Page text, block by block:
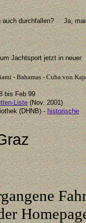
auch durchfallen?
Ja,
Jachtsport jetzt in neuer
- Bahamas - Cuba von
bis Feb 99
Liste(Nov. 2001)
(DHNB) -historische